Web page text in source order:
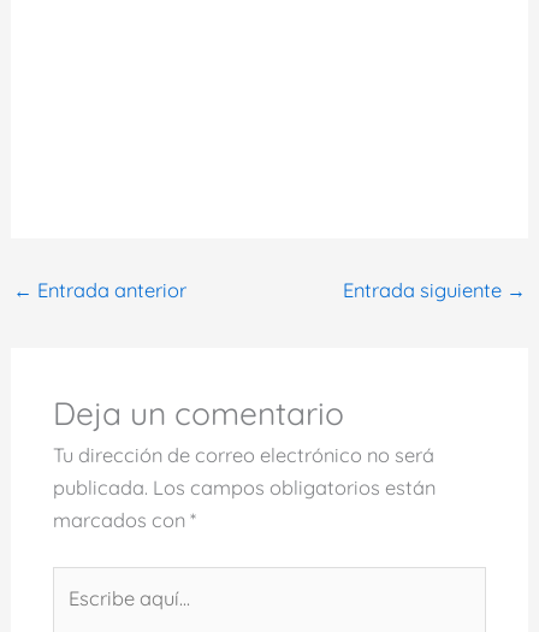
← Entrada anterior Entrada siguiente →
Deja un comentario
Tu dirección de correo electrónico no será
publicada. Los campos obligatorios están
marcados con *
aquí...